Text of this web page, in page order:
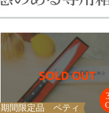
期間限定品 ペティ